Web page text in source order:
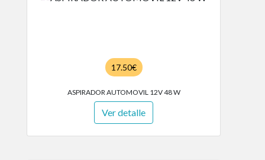
17.50€
ASPIRADOR AUTOMOVIL 12V 48 W
Ver detalle